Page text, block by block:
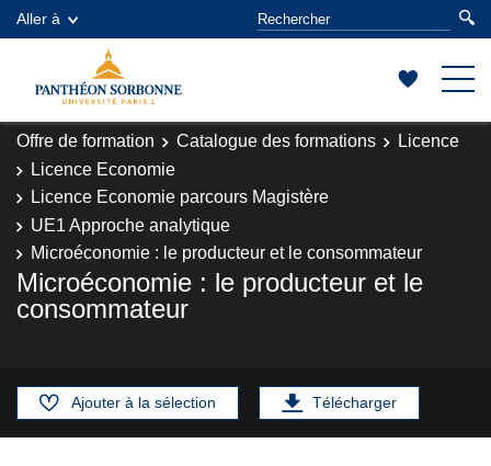
Aller à
Offre de formation Catalogue des formations
Licence
Licence Economie
Licence Economie parcours Magistère
UE1 Approche analytique
Microéconomie : le producteur et le consommateur
Microéconomie : le producteur et le
consommateur
Ajouter à la sélection Télécharger